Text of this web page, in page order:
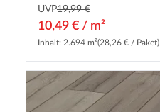
UVP19,99 €
10,49 € / m²
Inhalt: 2.694 m²(28,26 € / Paket)